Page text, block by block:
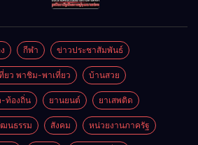
แก่
าลัย
าสตร์
ชักมีดแทงคอ
หม่องดับ
“
ว
เราไม่
(ด้าน
ษ)
ง
อเด็ก
การท่องเที่ยว
นำทีมลุย
ปัตตานี ชู
ศักยภาพสู่จุด
หมายท่อง
เที่ยวสำคัญ
กีฬา ข่าวประชาสัมพันธ์
ยว พาชิม-พาเที่ยว บ้านสวย
ท้องถิ่น ยานยนต์ ยาเสพติด
นธรรม สังคม หน่วยงานภาครัฐ